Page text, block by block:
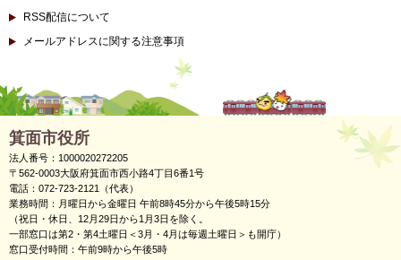
RSS配信について
メールアドレスに関する注意事項
箕面市役所
法人番号：1000020272205
〒562-0003大阪府箕面市西小路4丁目6番1号
電話：072-723-2121（代表）
業務時間：月曜日から金曜日 午前8時45分から午後5時15分
（祝日・休日、12月29日から1月3日を除く。
一部窓口は第2・第4土曜日＜3月・4月は毎週土曜日＞も開庁）
窓口受付時間：午前9時から午後5時